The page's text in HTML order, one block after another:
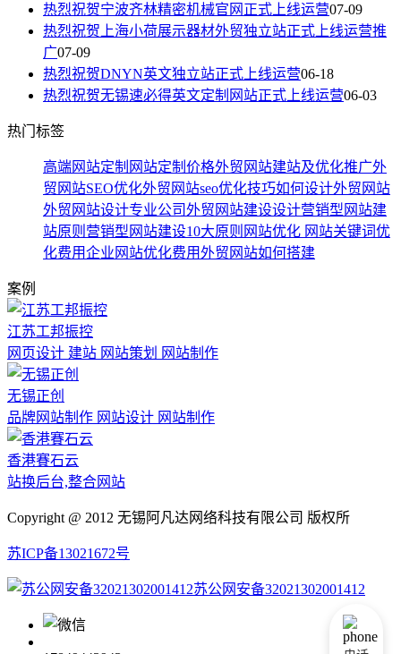
热烈祝贺宁波齐林精密机械官网正式上线运营07-09
热烈祝贺上海小荷展示器材外贸独立站正式上线运营推
广07-09
热烈祝贺DNYN英文独立站正式上线运营06-18
热烈祝贺无锡速必得英文定制网站正式上线运营06-03
热门标签
高端网站定制 网站定制价格外贸网站建站及优化推广外
贸网站SEO优化外贸网站seo优化技巧如何设计外贸网站
外贸网站设计专业公司外贸网站建设设计营销型网站建
站原则 营销型网站建设10大原则 网站优化 网站关键词优
化费用企业网站优化费用外贸网站如何搭建
案例
江苏工邦振控
网页设计 建站 网站策划 网站制作
无锡正创
品牌网站制作 网站设计 网站制作
香港賽石云
站换后台,整合网站
Copyright @ 2012 无锡阿凡达网络科技有限公司 版权所
苏ICP备13021672号
苏公网安备32021302001412